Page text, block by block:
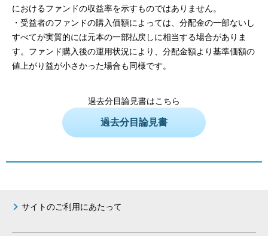
におけるファンドの収益率を示すものではありません。
・受益者のファンドの購入価額によっては、分配金の一部ないし
すべてが実質的には元本の一部払戻しに相当する場合がありま
す。ファンド購入後の運用状況により、分配金額より基準価額の
値上がり益が小さかった場合も同様です。
過去分目論見書はこちら
過去分目論見書
サイトのご利用にあたって